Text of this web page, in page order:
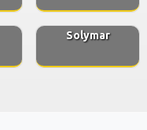
Solymar